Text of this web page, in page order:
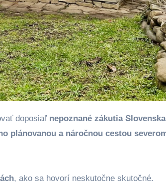
doposiaľ nepoznané zákutia Slovenska
plánovanou a náročnou cestou
, ako sa hovorí neskutočne skutočné.